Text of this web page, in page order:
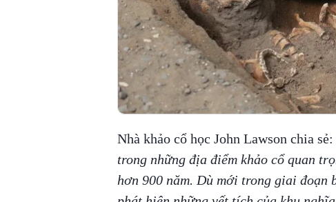
Nhà khảo cổ học John Lawson chia sẻ:
trong những địa điểm khảo cổ quan
hơn 900 năm. Dù mới trong giai đoạn